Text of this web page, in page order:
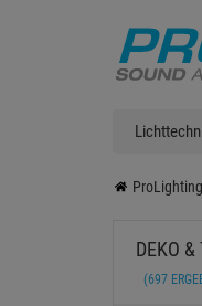
ProLighting
DEKO &
(697